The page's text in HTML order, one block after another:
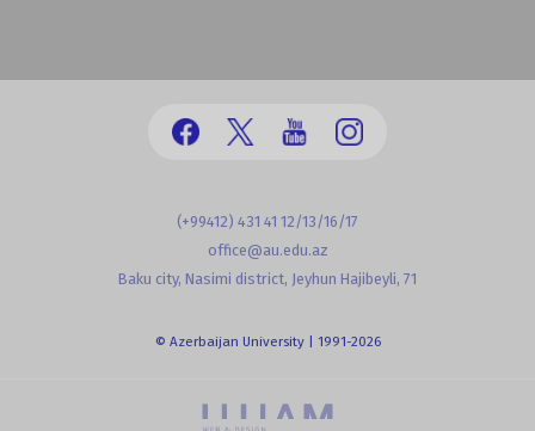
(+99412) 431 41 12/13/16/17
office@au.edu.az
Baku city, Nasimi district, Jeyhun Hajibeyli, 71
© Azerbaijan University | 1991-2026
powered by